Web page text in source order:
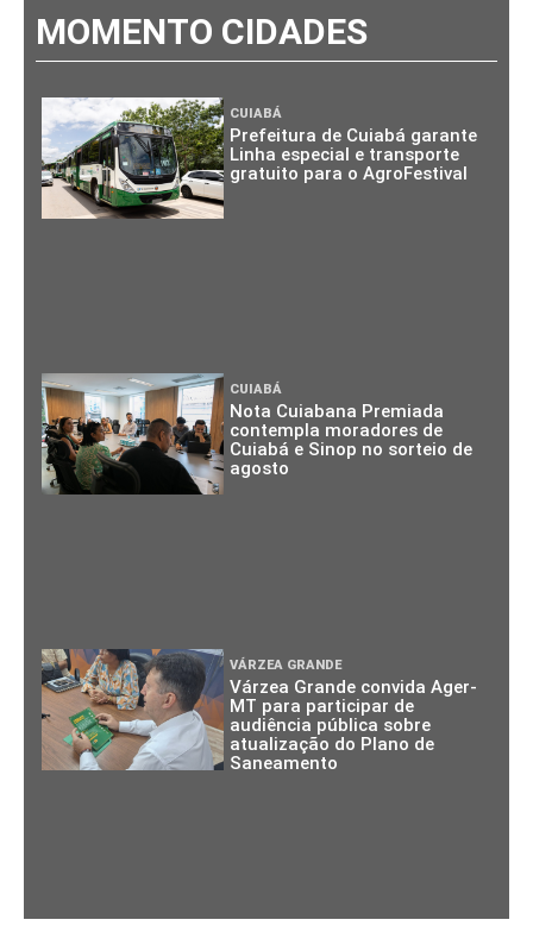
MOMENTO CIDADES
CUIABÁ
Prefeitura de Cuiabá garante
Linha especial e transporte
gratuito para o AgroFestival
CUIABÁ
Nota Cuiabana Premiada
contempla moradores de
Cuiabá e Sinop no sorteio de
agosto
VÁRZEA GRANDE
Várzea Grande convida Ager-
MT para participar de
audiência pública sobre
atualização do Plano de
Saneamento